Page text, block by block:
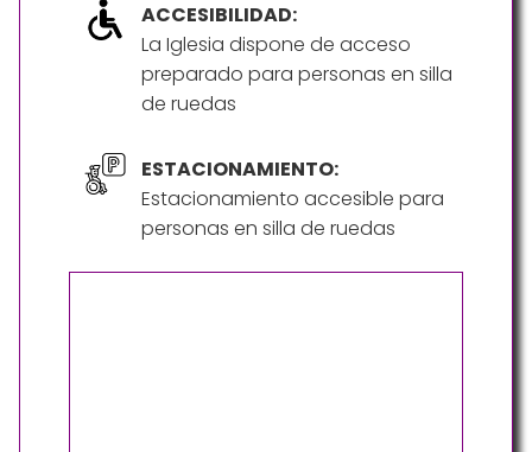
ACCESIBILIDAD:
La Iglesia dispone de acceso
preparado para personas en silla
de ruedas
ESTACIONAMIENTO:
Estacionamiento accesible para
personas en silla de ruedas